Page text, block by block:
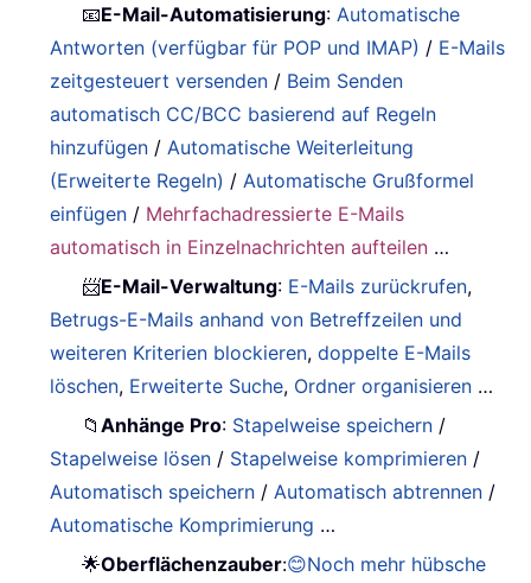
📧E-Mail-Automatisierung: Automatische
Antworten (verfügbar für POP und IMAP) / E-Mails
zeitgesteuert versenden / Beim Senden
automatisch CC/BCC basierend auf Regeln
hinzufügen / Automatische Weiterleitung
(Erweiterte Regeln) / Automatische Grußformel
einfügen / Mehrfachadressierte E-Mails
automatisch in Einzelnachrichten aufteilen …
📨E-Mail-Verwaltung: E-Mails zurückrufen,
Betrugs-E-Mails anhand von Betreffzeilen und
weiteren Kriterien blockieren,doppelte E-Mails
löschen, Erweiterte Suche, Ordner organisieren …
📁Anhänge Pro: Stapelweise speichern /
Stapelweise lösen / Stapelweise komprimieren /
Automatisch speichern / Automatisch abtrennen /
Automatische Komprimierung …
🌟Oberflächenzauber:😊Noch mehr hübsche